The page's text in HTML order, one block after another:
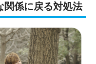
関係に戻る対処法